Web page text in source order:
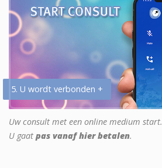
5. U wordt verbonden +
Uw consult met een online medium start.
U gaat pas vanaf hier betalen.